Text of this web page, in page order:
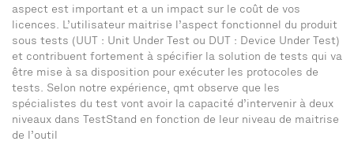
aspect est important et a un impact sur le coût de vos
licences. L’utilisateur maitrise l’aspect fonctionnel du produit
sous tests (UUT : Unit Under Test ou DUT : Device Under Test)
et contribuent fortement à spécifier la solution de tests qui va
être mise à sa disposition pour exécuter les protocoles de
tests. Selon notre expérience, qmt observe que les
spécialistes du test vont avoir la capacité d’intervenir à deux
niveaux dans TestStand en fonction de leur niveau de maitrise
de l’outil